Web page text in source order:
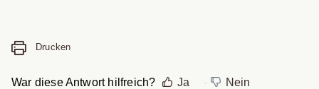
War diese Antwort hilfreich? Ja Nein
Drucken